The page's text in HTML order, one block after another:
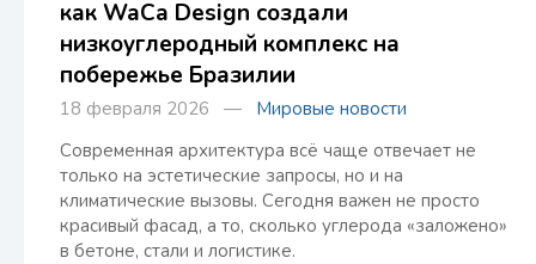
как WaCa Design создали
низкоуглеродный комплекс на
побережье Бразилии
18 февраля 2026 — Мировые новости
Современная архитектура всё чаще отвечает не
только на эстетические запросы, но и на
климатические вызовы. Сегодня важен не просто
красивый фасад, а то, сколько углерода «заложено»
в бетоне, стали и логистике.